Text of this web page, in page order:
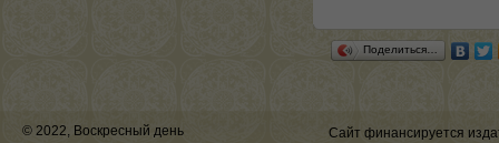
Поделиться…
© 2022, Воскресный день
Сайт финансируется